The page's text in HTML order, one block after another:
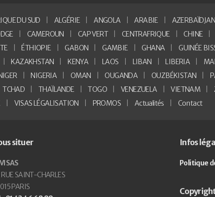
DU SUD ALGÉRIE ANGOLA ARABIE AZERBAÏDJAN
CAMEROUN CAP VERT CENTRAFRIQUE CHINE
ÉTHIOPIE GABON GAMBIE GHANA GUINÉE
KAZAKHSTAN KENYA LAOS LIBAN LIBERIA
NIGERIA OMAN OUGANDA OUZBÉKISTAN
TCHAD THAÏLANDE TOGO VENEZUELA VIETNAM
VISAS LÉGALISATION PROMOS Actualités Contact
situer
SAINT-CHARLES
PARIS
Infos
Politique